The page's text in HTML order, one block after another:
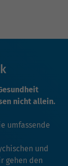
nicht allein.
umfassende
und
gehen den